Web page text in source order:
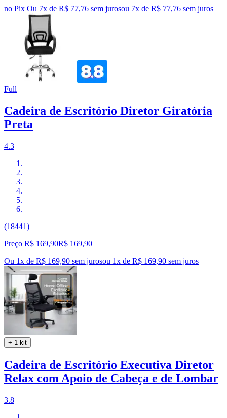
no Pix Ou 7x de R$ 77,76 sem jurosou 7x de R$ 77,76 sem juros
Full
Cadeira de Escritório Diretor Giratória
Preta
4.3
(18441)
Preço R$ 169,90R$ 169,90
Ou 1x de R$ 169,90 sem jurosou 1x de R$ 169,90 sem juros
+ 1 kit
Cadeira de Escritório Executiva Diretor
Relax com Apoio de Cabeça e de Lombar
3.8